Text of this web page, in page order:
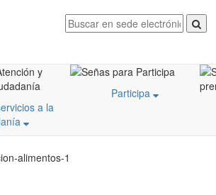
a la
Participa
alimentos-1